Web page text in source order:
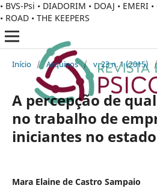
• BVS-Psi • DIADORIM • DOAJ • EMERI
• ROAD • THE KEEPERS
Início / Arquivos / v. 23 n. 1 (2015)
A percepção de
no trabalho de
iniciantes no
Mara Elaine de Castro Sampaio